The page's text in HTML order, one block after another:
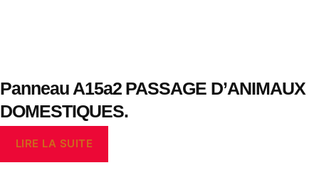
Panneau A15a2 PASSAGE D’ANIMAUX
DOMESTIQUES.
LIRE LA SUITE